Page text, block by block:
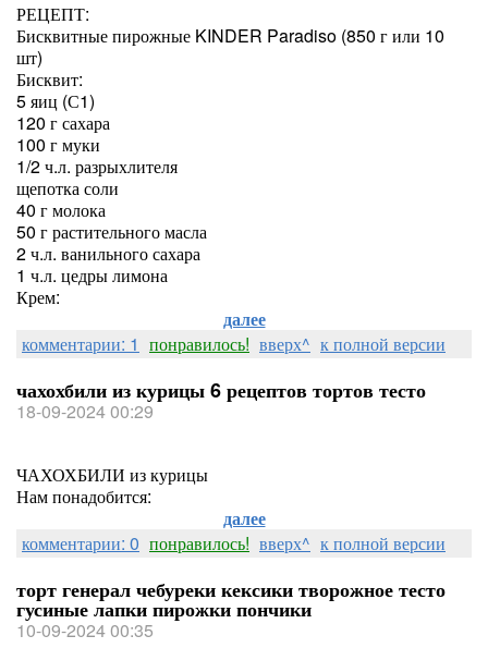
РЕЦЕПТ:
Бисквитные пирожные KINDER Paradiso (850 г или 10
шт)
Бисквит:
5 яиц (С1)
120 г сахара
100 г муки
1/2 ч.л. разрыхлителя
щепотка соли
40 г молока
50 г растительного масла
2 ч.л. ванильного сахара
1 ч.л. цедры лимона
Крем:
далее
комментарии: 1 понравилось! вверх^ к полной версии
чахохбили из курицы 6 рецептов тортов тесто
18-09-2024 00:29
ЧАХОХБИЛИ из курицы
Нам понадобится:
далее
комментарии: 0 понравилось! вверх^ к полной версии
торт генерал чебуреки кексики творожное тесто
гусиные лапки пирожки пончики
10-09-2024 00:35